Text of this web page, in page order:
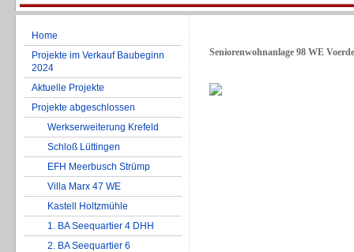
Home
Projekte im Verkauf Baubeginn
2024
Aktuelle Projekte
Projekte abgeschlossen
Werkserweiterung Krefeld
Schloß Lüttingen
EFH Meerbusch Strümp
Villa Marx 47 WE
Kastell Holtzmühle
1. BA Seequartier 4 DHH
2. BA Seequartier 6
Seniorenwohnanlage 98 WE Voerde